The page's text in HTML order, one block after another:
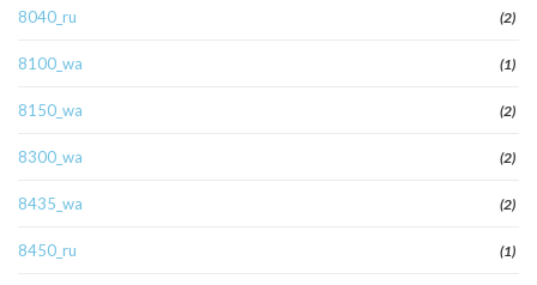
8040_ru (2)
8100_wa (1)
8150_wa (2)
8300_wa (2)
8435_wa (2)
8450_ru (1)